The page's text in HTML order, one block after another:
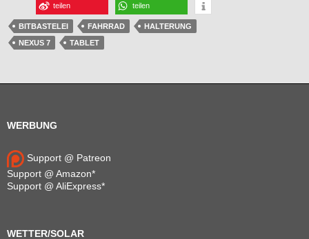
teilen teilen
BITBASTELEI FAHRRAD
HALTERUNG
NEXUS 7
TABLET
WERBUNG
Support @ Patreon
Support @ Amazon*
Support @ AliExpress*
WETTER/SOLAR